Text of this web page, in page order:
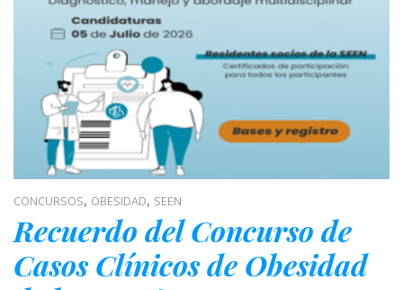
CONCURSOS, OBESIDAD, SEEN
Recuerdo del Concurso de
Casos Clínicos de Obesidad